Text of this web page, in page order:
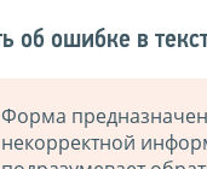
об ошибке в
Форма
некорректной